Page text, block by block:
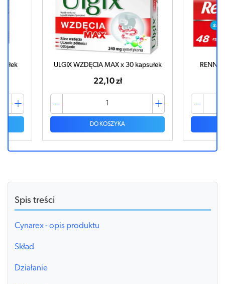
ULGIX WZDĘCIA MAX x 30 kapsułek
22,10 zł
DO KOSZYKA
Spis treści
Cynarex - opis produktu
Skład
Działanie